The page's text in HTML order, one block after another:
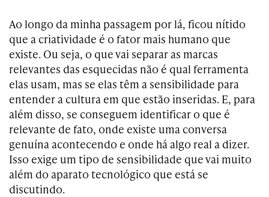
Ao longo da minha passagem por lá, ficou nítido
que a criatividade é o fator mais humano que
existe. Ou seja, o que vai separar as marcas
relevantes das esquecidas não é qual ferramenta
elas usam, mas se elas têm a sensibilidade para
entender a cultura em que estão inseridas. E, para
além disso, se conseguem identificar o que é
relevante de fato, onde existe uma conversa
genuína acontecendo e onde há algo real a dizer.
Isso exige um tipo de sensibilidade que vai muito
além do aparato tecnológico que está se
discutindo.